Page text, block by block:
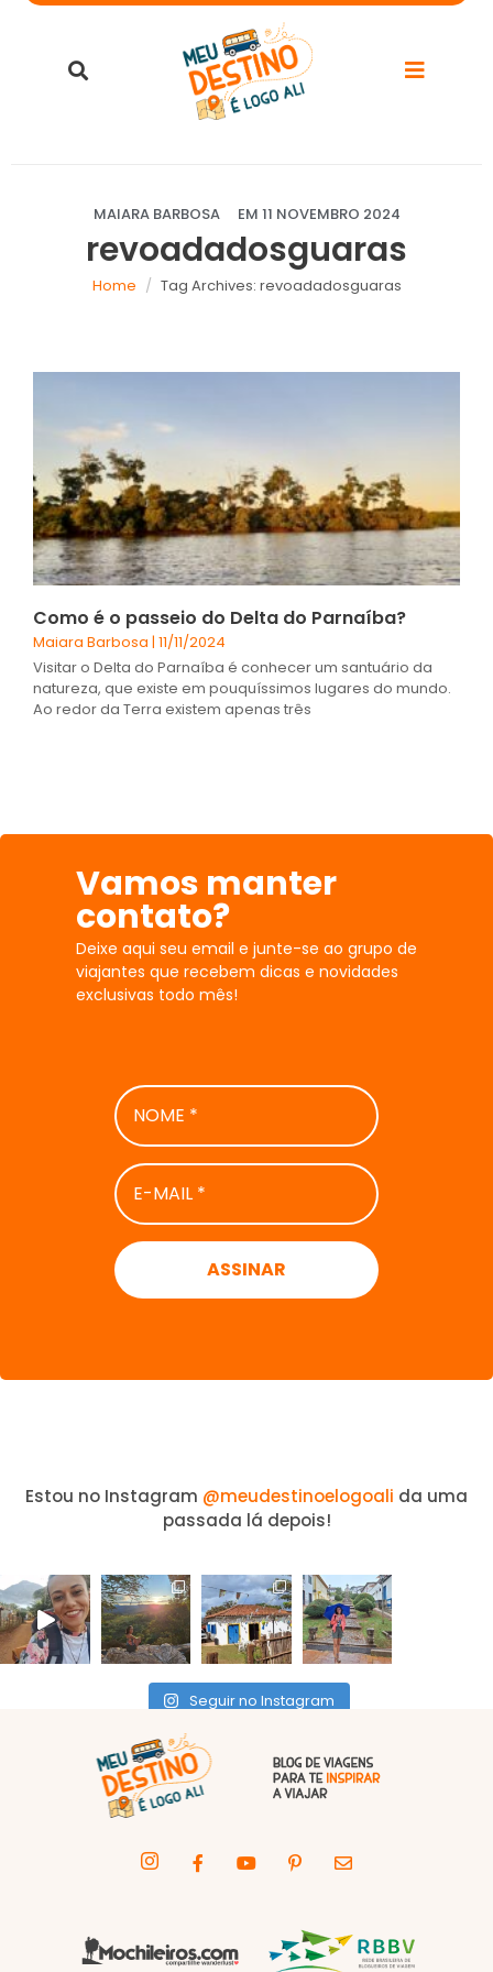
MAIARA BARBOSA EM 11 NOVEMBRO 2024
revoadadosguaras
Home Tag Archives: revoadadosguaras
Como é o passeio do Delta do Parnaíba?
Maiara Barbosa 11/11/2024
Visitar o Delta do Parnaíba é conhecer um santuário da
natureza, que existe em pouquíssimos lugares do mundo.
Ao redor da Terra existem apenas três
Vamos manter
contato?
Deixe aqui seu email e junte-se ao grupo de
viajantes que recebem dicas e novidades
exclusivas todo mês!
NOME
*
E-
MAIL
*
Estou no Instagram @meudestinoelogoali da uma
passada lá depois!
Seguir no Instagram